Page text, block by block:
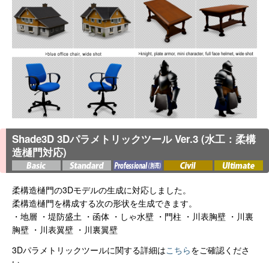
Shade3D 3Dパラメトリックツール Ver.3 (水工：柔構
造樋門対応)
柔構造樋門の3Dモデルの生成に対応しました。
柔構造樋門を構成する次の形状を生成できます。
・地層 ・堤防盛土 ・函体 ・しゃ水壁 ・門柱 ・川表胸壁 ・川裏
胸壁 ・川表翼壁 ・川裏翼壁
3Dパラメトリックツールに関する詳細はこちらをご確認くださ